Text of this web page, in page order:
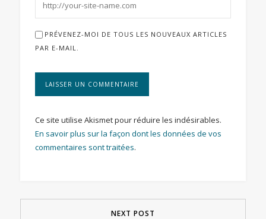
PRÉVENEZ-MOI DE TOUS LES NOUVEAUX ARTICLES
PAR E-MAIL.
Ce site utilise Akismet pour réduire les indésirables.
En savoir plus sur la façon dont les données de vos
commentaires sont traitées.
NEXT POST